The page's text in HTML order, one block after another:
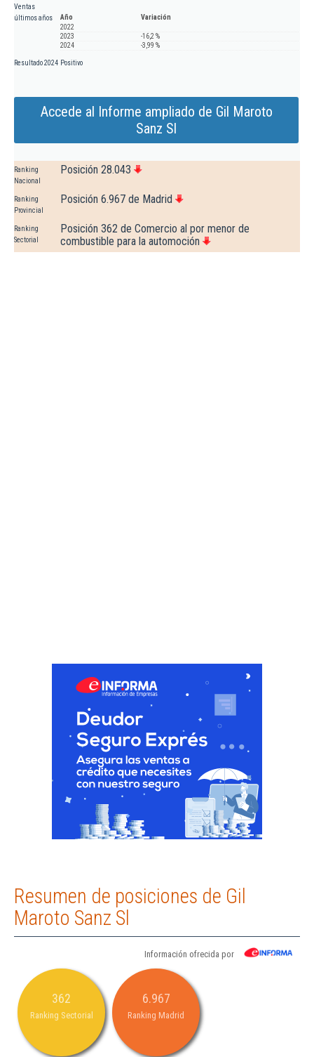
Ventas
últimos años
Año
Variación
2022
2023
-16,2 %
2024
-3,99 %
Resultado 2024 Positivo
Accede al Informe ampliado de Gil Maroto
Sanz Sl
Ranking
Nacional
Posición 28.043
Ranking
Provincial
Posición 6.967 de Madrid
Ranking
Sectorial
Posición 362 de Comercio al por menor de
combustible para la automoción
Resumen de posiciones de Gil
Maroto Sanz Sl
Información ofrecida por
362
Ranking Sectorial
6.967
Ranking Madrid